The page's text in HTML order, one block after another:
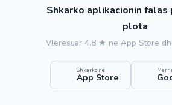
Shkarko aplikacionin falas
plota
Vlerësuar 4.8 ★ në App Store
Shkarko në
App Store
Merr